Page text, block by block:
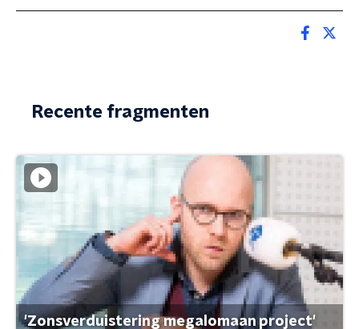
Recente fragmenten
'Zonsverduistering megalomaan project'